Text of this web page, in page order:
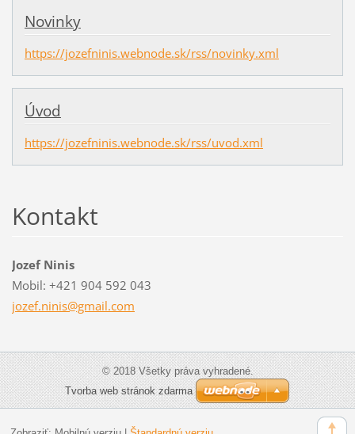
Novinky
https://jozefninis.webnode.sk/rss/novinky.xml
Úvod
https://jozefninis.webnode.sk/rss/uvod.xml
Kontakt
Jozef Ninis
Mobil: +421 904 592 043
jozef.ninis@gmail.com
© 2018 Všetky práva vyhradené.
Tvorba web stránok zdarma